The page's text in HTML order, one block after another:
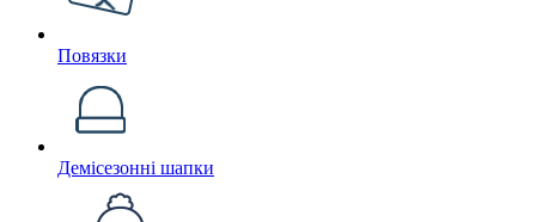
Повязки
Демісезонні шапки